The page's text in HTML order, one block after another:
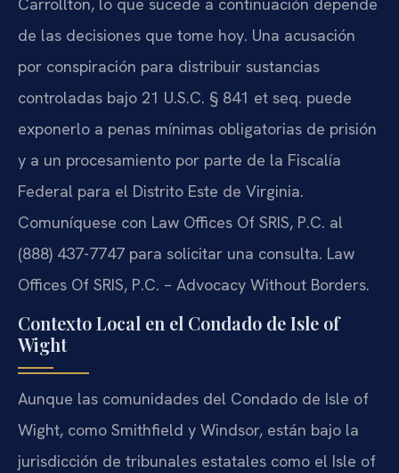
de las decisiones que tome hoy. Una acusación
por conspiración para distribuir sustancias
controladas bajo 21 U.S.C. § 841 et seq. puede
exponerlo a penas mínimas obligatorias de prisión
y a un procesamiento por parte de la Fiscalía
Federal para el Distrito Este de Virginia.
Comuníquese con Law Offices Of SRIS, P.C. al
(888) 437-7747 para solicitar una consulta. Law
Offices Of SRIS, P.C. – Advocacy Without Borders.
Contexto Local en el Condado de Isle of
Wight
Aunque las comunidades del Condado de Isle of
Wight, como Smithfield y Windsor, están bajo la
jurisdicción de tribunales estatales como el Isle of